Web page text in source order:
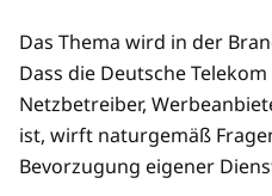
Das Thema wird in der
Dass die Deutsche
Netzbetreiber,
ist, wirft naturgemäß
Bevorzugung eigener